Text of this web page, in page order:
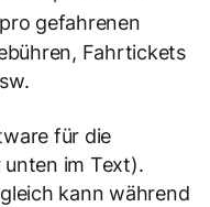
gefahrenen
Fahrtickets
für die
im Text).
kann während